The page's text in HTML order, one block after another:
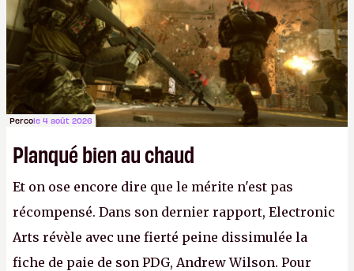
Percole 4 août 2026
Planqué bien au chaud
Et on ose encore dire que le mérite n'est pas
récompensé. Dans son dernier rapport, Electronic
Arts révèle avec une fierté peine dissimulée la
fiche de paie de son PDG, Andrew Wilson. Pour